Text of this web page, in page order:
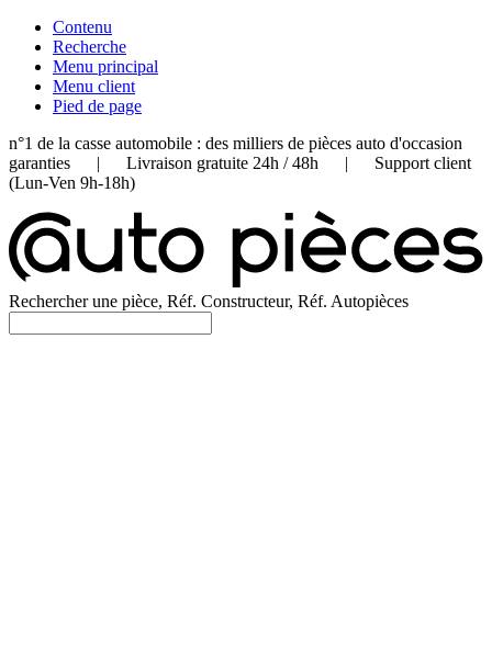
Contenu
Recherche
Menu principal
Menu client
Pied de page
n°1 de la casse automobile : des milliers de pièces auto d'occasion
garanties | Livraison gratuite 24h / 48h | Support client
(Lun-Ven 9h-18h)
Rechercher une pièce, Réf. Constructeur, Réf. Autopièces